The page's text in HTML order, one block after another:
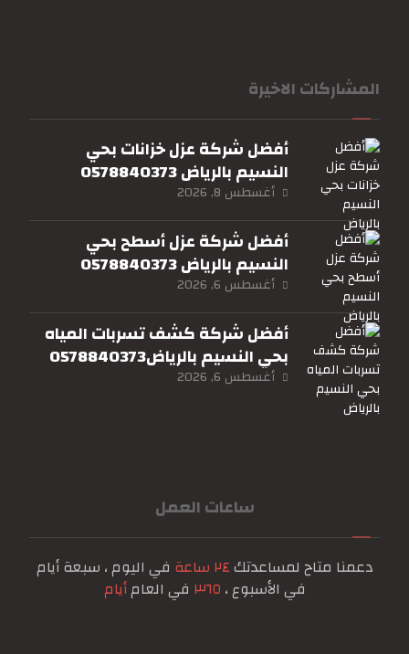
المشاركات الاخيرة
أفضل شركة عزل خزانات بحي
النسيم بالرياض 0578840373
أغسطس 8, 2026
أفضل شركة عزل أسطح بحي
النسيم بالرياض 0578840373
أغسطس 6, 2026
أفضل شركة كشف تسربات المياه
بحي النسيم بالرياض0578840373
أغسطس 6, 2026
ساعات العمل
دعمنا متاح لمساعدتك٢٤ ساعة
في اليوم ، سبعة أيام
في الأسبوع ، ٣٦٥ في العامأيام